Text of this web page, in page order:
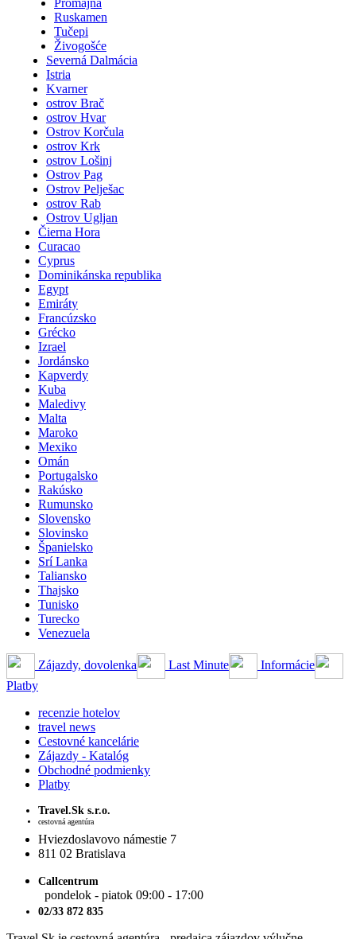
Ruskamen
Tučepi
Živogošće
Severná Dalmácia
Istria
Kvarner
ostrov Brač
ostrov Hvar
Ostrov Korčula
ostrov Krk
ostrov Lošinj
Ostrov Pag
Ostrov Pelješac
ostrov Rab
Ostrov Ugljan
Čierna Hora
Curacao
Cyprus
Dominikánska republika
Egypt
Emiráty
Francúzsko
Grécko
Izrael
Jordánsko
Kapverdy
Kuba
Maledivy
Malta
Maroko
Mexiko
Omán
Portugalsko
Rakúsko
Rumunsko
Slovensko
Slovinsko
Španielsko
Srí Lanka
Taliansko
Thajsko
Tunisko
Turecko
Venezuela
Zájazdy, dovolenka Last Minute
Informácie
Platby
recenzie hotelov
travel news
Cestovné kancelárie
Zájazdy - Katalóg
Obchodné podmienky
Platby
Travel.Sk s.r.o.
cestovná agentúra
Hviezdoslavovo námestie 7
811 02 Bratislava
Callcentrum
pondelok - piatok 09:00 - 17:00
02/33 872 835